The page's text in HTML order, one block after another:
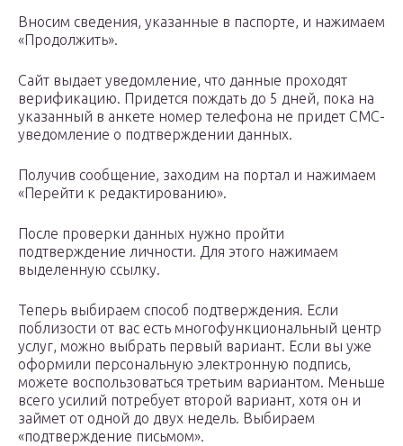
Вносим сведения, указанные в паспорте, и нажимаем
«Продолжить».
Сайт выдает уведомление, что данные проходят
верификацию. Придется пождать до 5 дней, пока на
указанный в анкете номер телефона не придет СМС-
уведомление о подтверждении данных.
Получив сообщение, заходим на портал и нажимаем
«Перейти к редактированию».
После проверки данных нужно пройти
подтверждение личности. Для этого нажимаем
выделенную ссылку.
Теперь выбираем способ подтверждения. Если
поблизости от вас есть многофункциональный центр
услуг, можно выбрать первый вариант. Если вы уже
оформили персональную электронную подпись,
можете воспользоваться третьим вариантом. Меньше
всего усилий потребует второй вариант, хотя он и
займет от одной до двух недель. Выбираем
«подтверждение письмом».